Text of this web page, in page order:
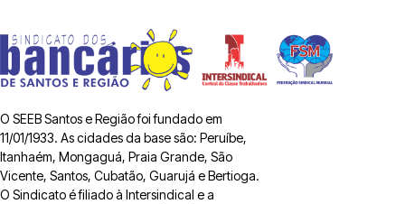
O SEEB Santos e Região foi fundado em
11/01/1933. As cidades da base são: Peruíbe,
Itanhaém, Mongaguá, Praia Grande, São
Vicente, Santos, Cubatão, Guarujá e Bertioga.
O Sindicato é filiado à Intersindical e a